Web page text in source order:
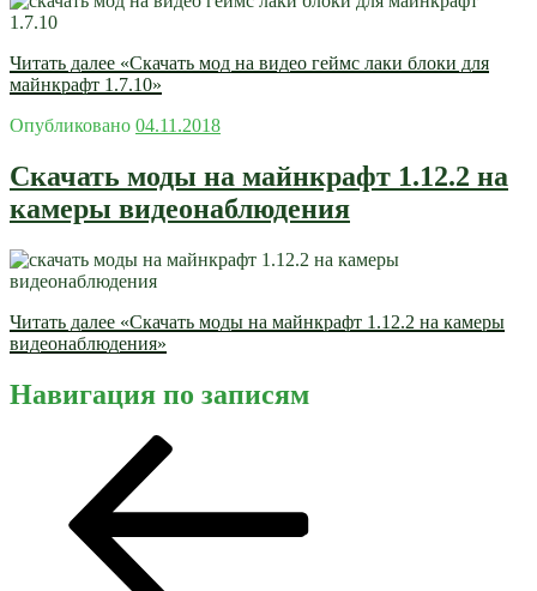
Читать далее «Скачать мод на видео геймс лаки блоки для
майнкрафт 1.7.10»
Опубликовано 04.11.2018
Скачать моды на майнкрафт 1.12.2 на
камеры видеонаблюдения
Читать далее «Скачать моды на майнкрафт 1.12.2 на камеры
видеонаблюдения»
Навигация по записям